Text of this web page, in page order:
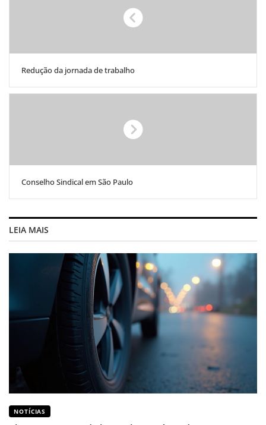
Redução da jornada de trabalho
Conselho Sindical em São Paulo
LEIA MAIS
NOTÍCIAS